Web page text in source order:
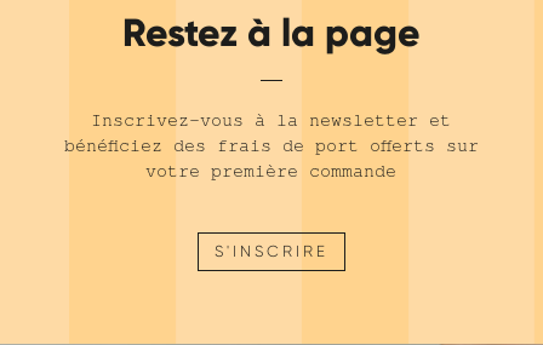
Restez à la page
Inscrivez-vous à la newsletter et
bénéficiez des frais de port offerts sur
votre première commande
S'INSCRIRE